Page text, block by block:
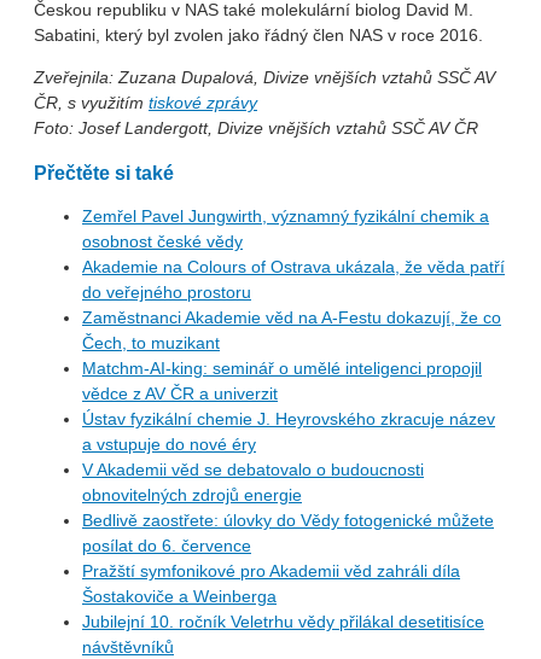
Českou republiku v NAS také molekulární biolog David M.
Sabatini, který byl zvolen jako řádný člen NAS v roce 2016.
Zveřejnila: Zuzana Dupalová, Divize vnějších vztahů SSČ AV
ČR, s využitím tiskové zprávy
Foto: Josef Landergott, Divize vnějších vztahů SSČ AV ČR
Přečtěte si také
Zemřel Pavel Jungwirth, významný fyzikální chemik a
osobnost české vědy
Akademie na Colours of Ostrava ukázala, že věda patří
do veřejného prostoru
Zaměstnanci Akademie věd na A-Festu dokazují, že co
Čech, to muzikant
Matchm-AI-king: seminář o umělé inteligenci propojil
vědce z AV ČR a univerzit
Ústav fyzikální chemie J. Heyrovského zkracuje název
a vstupuje do nové éry
V Akademii věd se debatovalo o budoucnosti
obnovitelných zdrojů energie
Bedlivě zaostřete: úlovky do Vědy fotogenické můžete
posílat do 6. července
Pražští symfonikové pro Akademii věd zahráli díla
Šostakoviče a Weinberga
Jubilejní 10. ročník Veletrhu vědy přilákal desetitisíce
návštěvníků